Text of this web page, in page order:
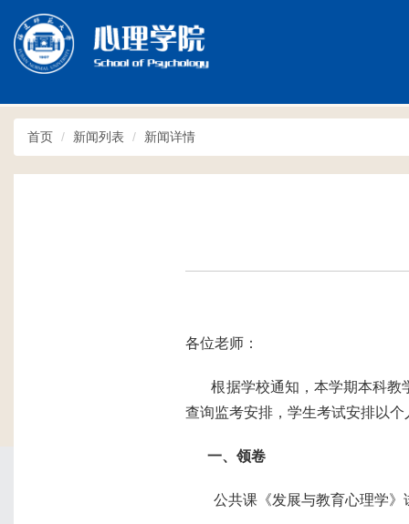
首页 新闻列表 新闻详情
各位老师：
根据学校通知，本学期本科教
查询监考安排，学生考试安排以
一、领卷
公共课《发展与教育心理学》